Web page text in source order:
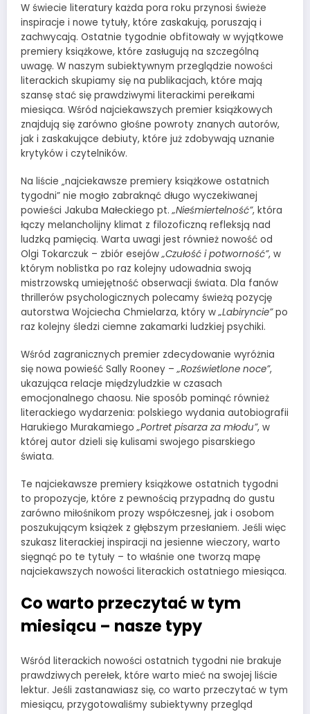
W świecie literatury każda pora roku przynosi świeże
inspiracje i nowe tytuły, które zaskakują, poruszają i
zachwycają. Ostatnie tygodnie obfitowały w wyjątkowe
premiery książkowe, które zasługują na szczególną
uwagę. W naszym subiektywnym przeglądzie nowości
literackich skupiamy się na publikacjach, które mają
szansę stać się prawdziwymi literackimi perełkami
miesiąca. Wśród najciekawszych premier książkowych
znajdują się zarówno głośne powroty znanych autorów,
jak i zaskakujące debiuty, które już zdobywają uznanie
krytyków i czytelników.
Na liście „najciekawsze premiery książkowe ostatnich
tygodni” nie mogło zabraknąć długo wyczekiwanej
powieści Jakuba Małeckiego pt.„Nieśmiertelność”, która
łączy melancholijny klimat z filozoficzną refleksją nad
ludzką pamięcią. Warta uwagi jest również nowość od
Olgi Tokarczuk – zbiór esejów„Czułość i potworność”, w
którym noblistka po raz kolejny udowadnia swoją
mistrzowską umiejętność obserwacji świata. Dla fanów
thrillerów psychologicznych polecamy świeżą pozycję
autorstwa Wojciecha Chmielarza, który w„Labiryncie”po
raz kolejny śledzi ciemne zakamarki ludzkiej psychiki.
Wśród zagranicznych premier zdecydowanie wyróżnia
się nowa powieść Sally Rooney –„Rozświetlone noce”,
ukazująca relacje międzyludzkie w czasach
emocjonalnego chaosu. Nie sposób pominąć również
literackiego wydarzenia: polskiego wydania autobiografii
Harukiego Murakamiego„Portret pisarza za młodu”, w
której autor dzieli się kulisami swojego pisarskiego
świata.
Te najciekawsze premiery książkowe ostatnich tygodni
to propozycje, które z pewnością przypadną do gustu
zarówno miłośnikom prozy współczesnej, jak i osobom
poszukującym książek z głębszym przesłaniem. Jeśli więc
szukasz literackiej inspiracji na jesienne wieczory, warto
sięgnąć po te tytuły – to właśnie one tworzą mapę
najciekawszych nowości literackich ostatniego miesiąca.
Co warto przeczytać w tym
miesiącu – nasze typy
Wśród literackich nowości ostatnich tygodni nie brakuje
prawdziwych perełek, które warto mieć na swojej liście
lektur. Jeśli zastanawiasz się, co warto przeczytać w tym
miesiącu, przygotowaliśmy subiektywny przegląd